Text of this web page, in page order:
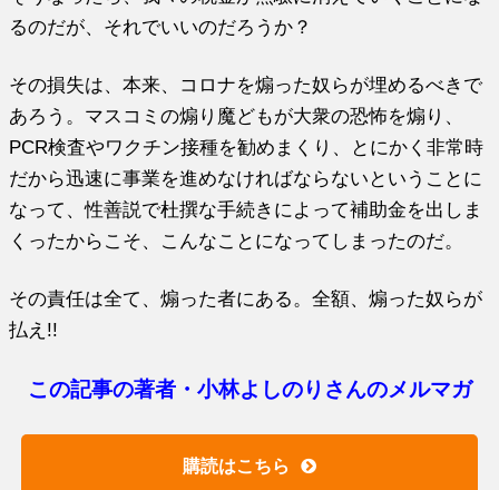
るのだが、それでいいのだろうか？
その損失は、本来、コロナを煽った奴らが埋めるべきで
あろう。マスコミの煽り魔どもが大衆の恐怖を煽り、
PCR検査やワクチン接種を勧めまくり、とにかく非常時
だから迅速に事業を進めなければならないということに
なって、性善説で杜撰な手続きによって補助金を出しま
くったからこそ、こんなことになってしまったのだ。
その責任は全て、煽った者にある。全額、煽った奴らが
払え!!
この記事の著者・小林よしのりさんのメルマガ
購読はこちら